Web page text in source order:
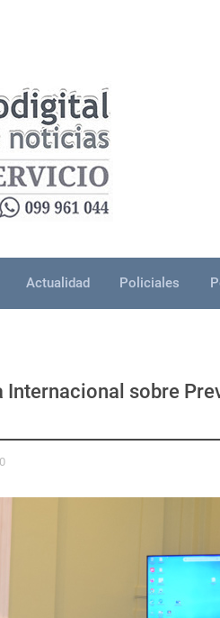
Actualidad Policiales
sobre
0